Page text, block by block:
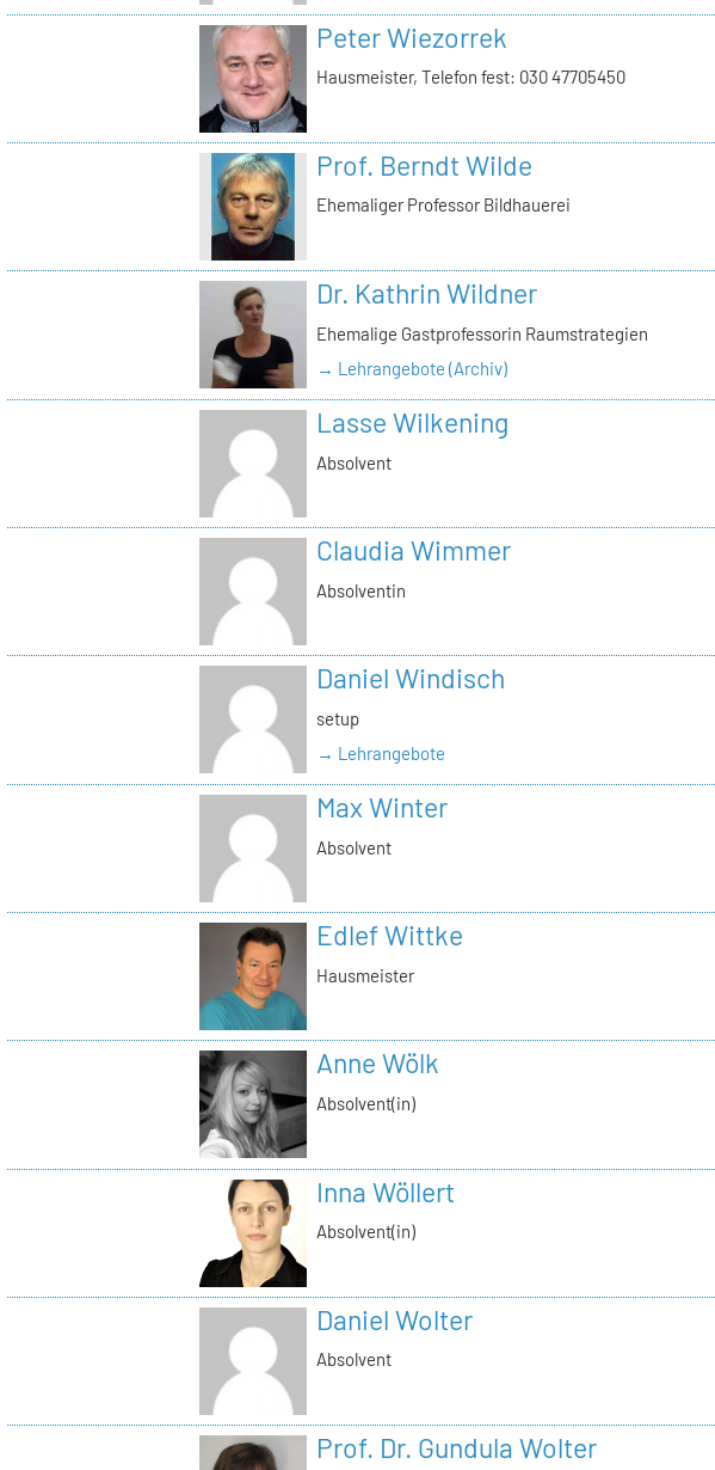
Peter Wiezorrek
Hausmeister, Telefon fest: 030 47705450
Prof. Berndt Wilde
Ehemaliger Professor Bildhauerei
Dr. Kathrin Wildner
Ehemalige Gastprofessorin Raumstrategien
→ Lehrangebote (Archiv)
Lasse Wilkening
Absolvent
Claudia Wimmer
Absolventin
Daniel Windisch
setup
→ Lehrangebote
Max Winter
Absolvent
Edlef Wittke
Hausmeister
Anne Wölk
Absolvent(in)
Inna Wöllert
Absolvent(in)
Daniel Wolter
Absolvent
Prof. Dr. Gundula Wolter